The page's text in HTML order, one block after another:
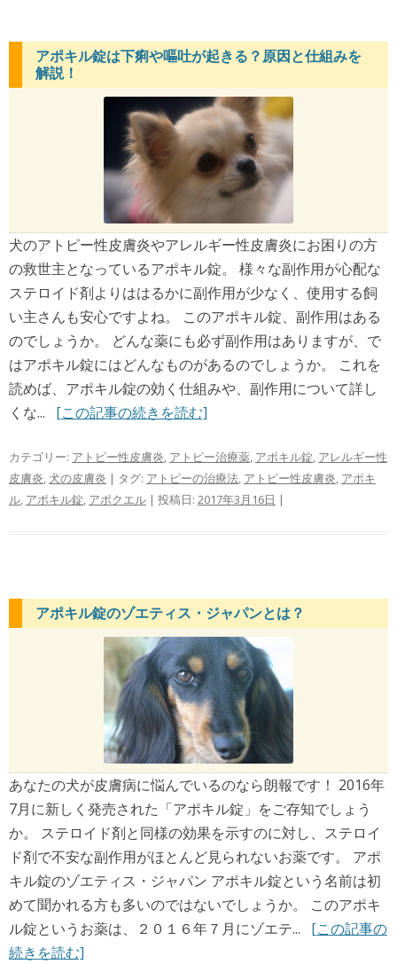
アポキル錠は下痢や嘔吐が起きる？原因と仕組みを
解説！
犬のアトピー性皮膚炎やアレルギー性皮膚炎にお困りの方
の救世主となっているアポキル錠。 様々な副作用が心配な
ステロイド剤よりははるかに副作用が少なく、使用する飼
い主さんも安心ですよね。 このアポキル錠、副作用はある
のでしょうか。 どんな薬にも必ず副作用はありますが、で
はアポキル錠にはどんなものがあるのでしょうか。 これを
読めば、アポキル錠の効く仕組みや、副作用について詳し
くな... [この記事の続きを読む]
カテゴリー: アトピー性皮膚炎, アトピー治療薬, アポキル錠, アレルギー性
皮膚炎, 犬の皮膚炎 | タグ: アトピーの治療法, アトピー性皮膚炎, アポキ
ル, アポキル錠, アポクエル | 投稿日: 2017年3月16日 |
アポキル錠のゾエティス・ジャパンとは？
あなたの犬が皮膚病に悩んでいるのなら朗報です！ 2016年
7月に新しく発売された「アポキル錠」をご存知でしょう
か。 ステロイド剤と同様の効果を示すのに対し、ステロイ
ド剤で不安な副作用がほとんど見られないお薬です。 アポ
キル錠のゾエティス・ジャパン アポキル錠という名前は初
めて聞かれる方も多いのではないでしょうか。 このアポキ
ル錠というお薬は、２０１６年７月にゾエテ... [この記事の
続きを読む]